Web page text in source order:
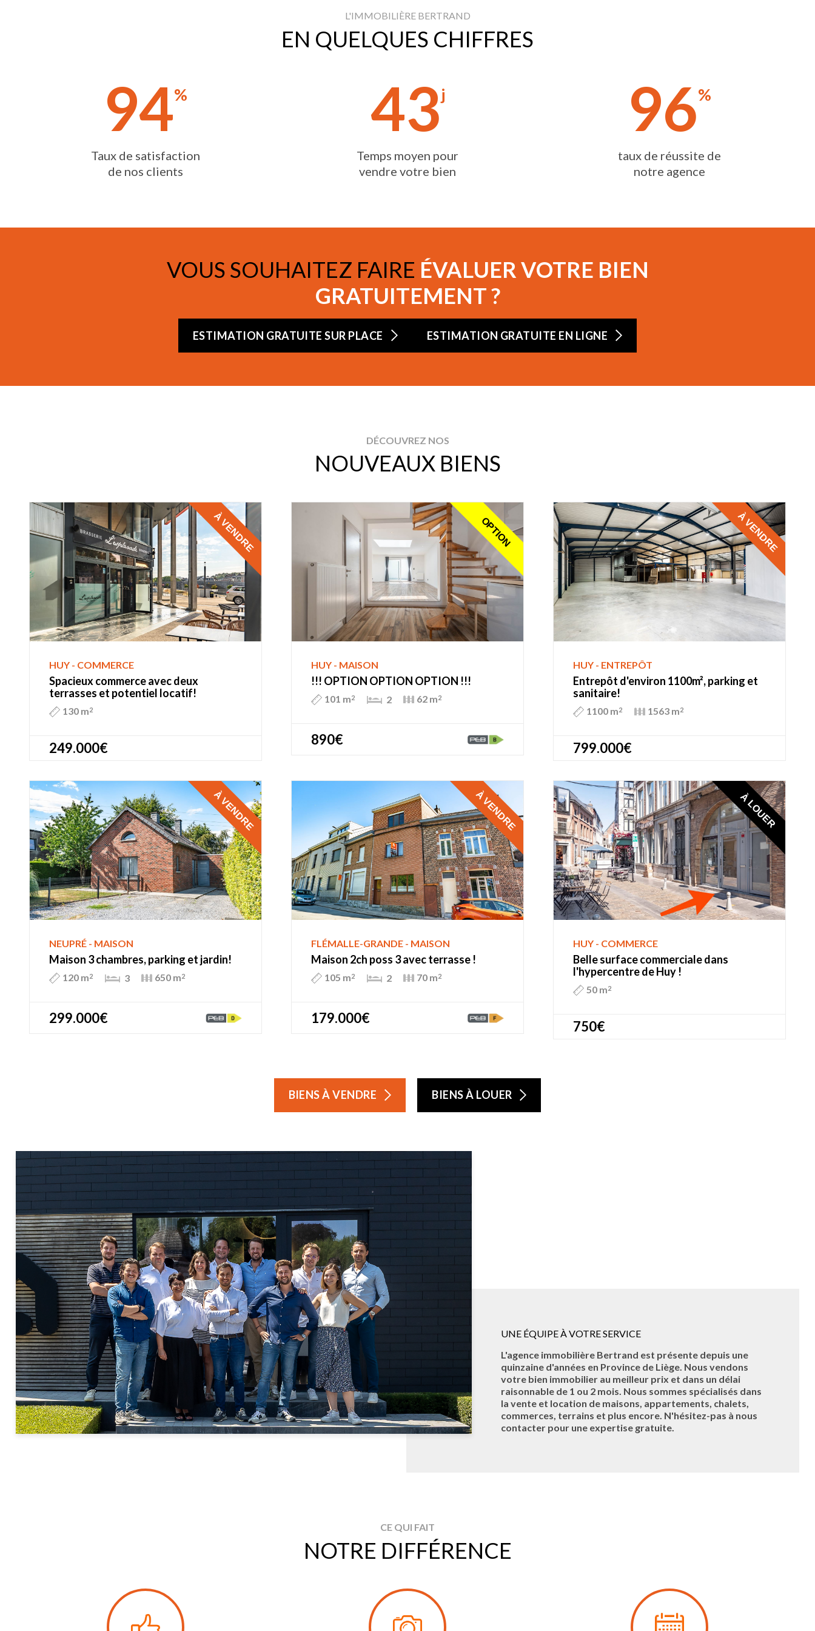
L'IMMOBILIÈRE BERTRAND
EN QUELQUES CHIFFRES
94%
Taux de satisfaction
de nos clients
43j
Temps moyen pour
vendre votre bien
96%
taux de réussite de
notre agence
VOUS SOUHAITEZ FAIRE ÉVALUER VOTRE BIEN
GRATUITEMENT ?
ESTIMATION GRATUITE SUR PLACE ESTIMATION GRATUITE EN LIGNE
DÉCOUVREZ NOS
NOUVEAUX BIENS
HUY - COMMERCE
Spacieux commerce avec deux
terrasses et potentiel locatif!
130 m2
249.000€
À VENDRE
HUY - MAISON
!!! OPTION OPTION OPTION !!!
101 m2 2 62 m2
890€
OPTION
HUY - ENTREPÔT
Entrepôt d'environ 1100m², parking et
sanitaire!
1100 m2 1563 m2
799.000€
À VENDRE
NEUPRÉ - MAISON
Maison 3 chambres, parking et jardin!
120 m2 3 650 m2
299.000€
À VENDRE
FLÉMALLE-GRANDE - MAISON
Maison 2ch poss 3 avec terrasse !
105 m2 2 70 m2
179.000€
À VENDRE
HUY - COMMERCE
Belle surface commerciale dans
l'hypercentre de Huy !
50 m2
750€
À LOUER
BIENS À VENDRE BIENS À LOUER
UNE ÉQUIPE À VOTRE SERVICE
L'agence immobilière Bertrand est présente depuis une
quinzaine d'années en Province de Liège. Nous vendons
votre bien immobilier au meilleur prix et dans un délai
raisonnable de 1 ou 2 mois. Nous sommes spécialisés dans
la vente et location de maisons, appartements, chalets,
commerces, terrains et plus encore. N'hésitez-pas à nous
contacter pour une expertise gratuite.
CE QUI FAIT
NOTRE DIFFÉRENCE